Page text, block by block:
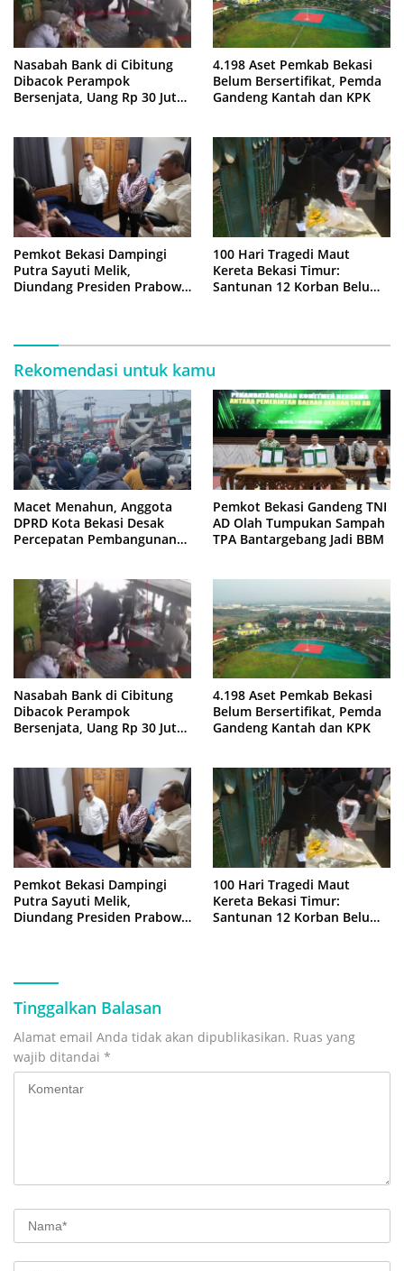
Nasabah Bank di Cibitung
Dibacok Perampok
Bersenjata, Uang Rp 30 Juta
4.198 Aset Pemkab Bekasi
Belum Bersertifikat, Pemda
Gandeng Kantah dan KPK
Pemkot Bekasi Dampingi
Putra Sayuti Melik,
Diundang Presiden Prabowo
100 Hari Tragedi Maut
Kereta Bekasi Timur:
Santunan 12 Korban Belum
Rekomendasi untuk kamu
Macet Menahun, Anggota
DPRD Kota Bekasi Desak
Percepatan Pembangunan
Pemkot Bekasi Gandeng TNI
AD Olah Tumpukan Sampah
TPA Bantargebang Jadi BBM
Nasabah Bank di Cibitung
Dibacok Perampok
Bersenjata, Uang Rp 30 Juta
4.198 Aset Pemkab Bekasi
Belum Bersertifikat, Pemda
Gandeng Kantah dan KPK
Pemkot Bekasi Dampingi
Putra Sayuti Melik,
Diundang Presiden Prabowo
100 Hari Tragedi Maut
Kereta Bekasi Timur:
Santunan 12 Korban Belum
Tinggalkan Balasan
Alamat email Anda tidak akan dipublikasikan. Ruas yang
wajib ditandai *